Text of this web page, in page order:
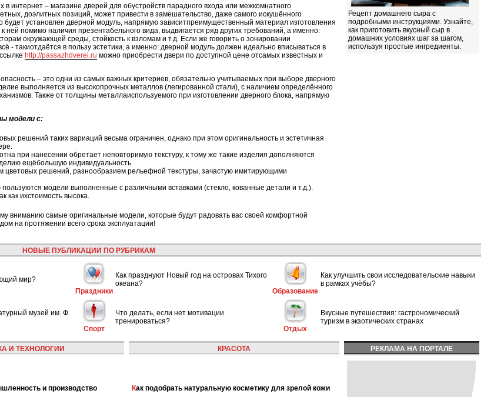
интернет – магазине дверей для обустройств парадного входа или межкомнатного
доэлитных позиций, может привести в замешательство, даже самого искушённого
будет установлен дверной модуль, напрямую зависитпреимущественный материал изготовления
ней помимо наличия презентабельного вида, выдвигается ряд других требований, а именно:
окружающей среды, стойкость к взломам и т.д. Если же говорить о зонировании
- такиотдаётся в пользу эстетики, а именно: дверной модуль должен идеально вписываться в
http://passazhdverei.ru можно приобрести двери по доступной цене отсамых известных и
– это одни из самых важных критериев, обязательно учитываемых при выборе дверного
выполняется из высокопрочных металлов (легированной стали), с наличием определённого
Также от толщины металлаиспользуемого при изготовлении дверного блока, напрямую
модели с:
решений таких вариаций весьма ограничен, однако при этом оригинальность и эстетичная
при нанесении обретает неповторимую текстуру, к тому же такие изделия дополняются
ещёбольшую индивидуальность.
решений, разнообразием рельефной текстуры, зачастую имитирующими
модели выполненные с различными вставками (стекло, кованные детали и т.д.).
как ихстоимость высока.
вниманию самые оригинальные модели, которые будут радовать вас своей комфортной
на протяжении всего срока эксплуатации!
Рецепт домашнего сыра с
подробными инструкциями. Узнайте,
как приготовить вкусный сыр в
домашних условиях шаг за шагом,
используя простые ингредиенты.
НОВЫЕ ПУБЛИКАЦИИ ПО РУБРИКАМ
мир?
Праздники
Как празднуют Новый год на островах Тихого
океана?
Образование
Как улучшить свои исследовательские навыки
в рамках учёбы?
музей им. Ф.
Спорт
Что делать, если нет мотивации
тренироваться?
Отдых
Вкусные путешествия: гастрономический
туризм в экзотических странах
И ТЕХНОЛОГИИ
и производство
КРАСОТА
Как подобрать натуральную косметику для зрелой кожи
РЕКЛАМА НА ПОРТАЛЕ